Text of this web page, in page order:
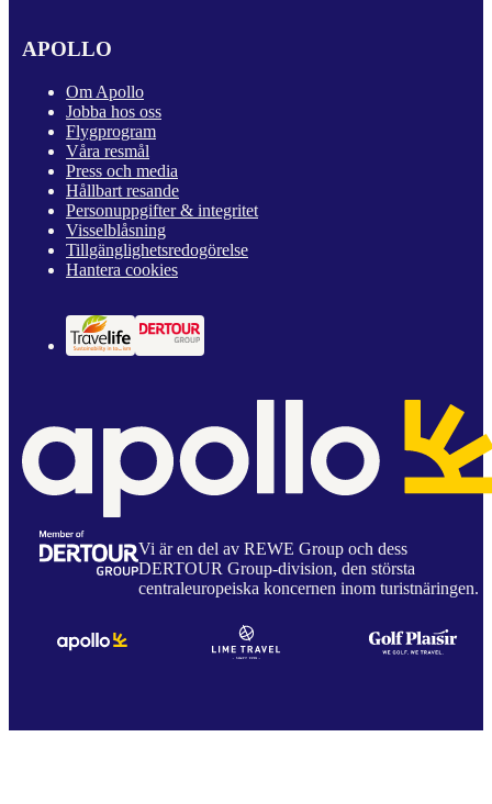
APOLLO
Om Apollo
Jobba hos oss
Flygprogram
Våra resmål
Press och media
Hållbart resande
Personuppgifter & integritet
Visselblåsning
Tillgänglighetsredogörelse
Hantera cookies
Vi är en del av REWE Group och dess
DERTOUR Group-division, den största
centraleuropeiska koncernen inom turistnäringen.